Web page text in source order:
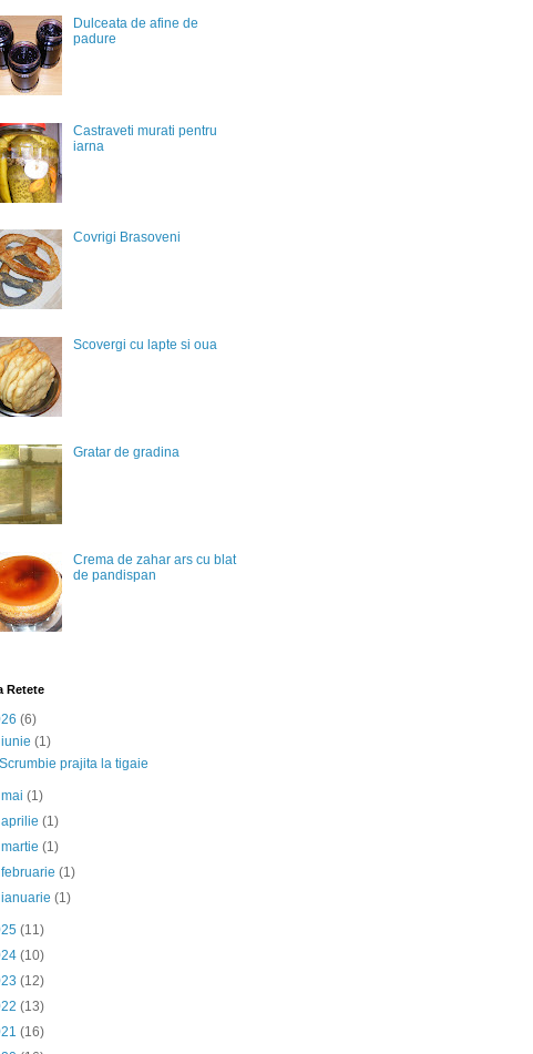
Dulceata de afine de
padure
Castraveti murati pentru
iarna
Covrigi Brasoveni
Scovergi cu lapte si oua
Gratar de gradina
Crema de zahar ars cu blat
de pandispan
Retete
(6)
iunie(1)
Scrumbie prajita la tigaie
mai(1)
aprilie(1)
martie(1)
februarie(1)
ianuarie(1)
(11)
(10)
(12)
(13)
(16)